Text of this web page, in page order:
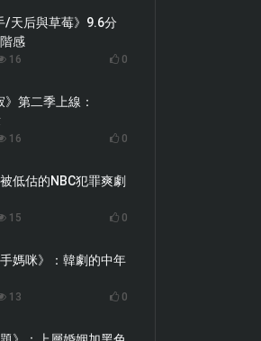
/天后與草莓》9.6分
感
16 0
》第二季上線：
16 0
低估的NBC犯罪爽劇
15 0
媽咪》：韓劇的中年
13 0